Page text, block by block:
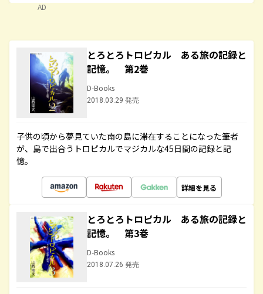
AD
とろとろトロピカル ある旅の記録と
記憶。 第2巻
D-Books
2018.03.29 発売
子供の頃から夢見ていた南の島に滞在することになった筆者
が、島で出合うトロピカルでマジカルな45日間の記録と記
憶。
詳細を見る
とろとろトロピカル ある旅の記録と
記憶。 第3巻
D-Books
2018.07.26 発売